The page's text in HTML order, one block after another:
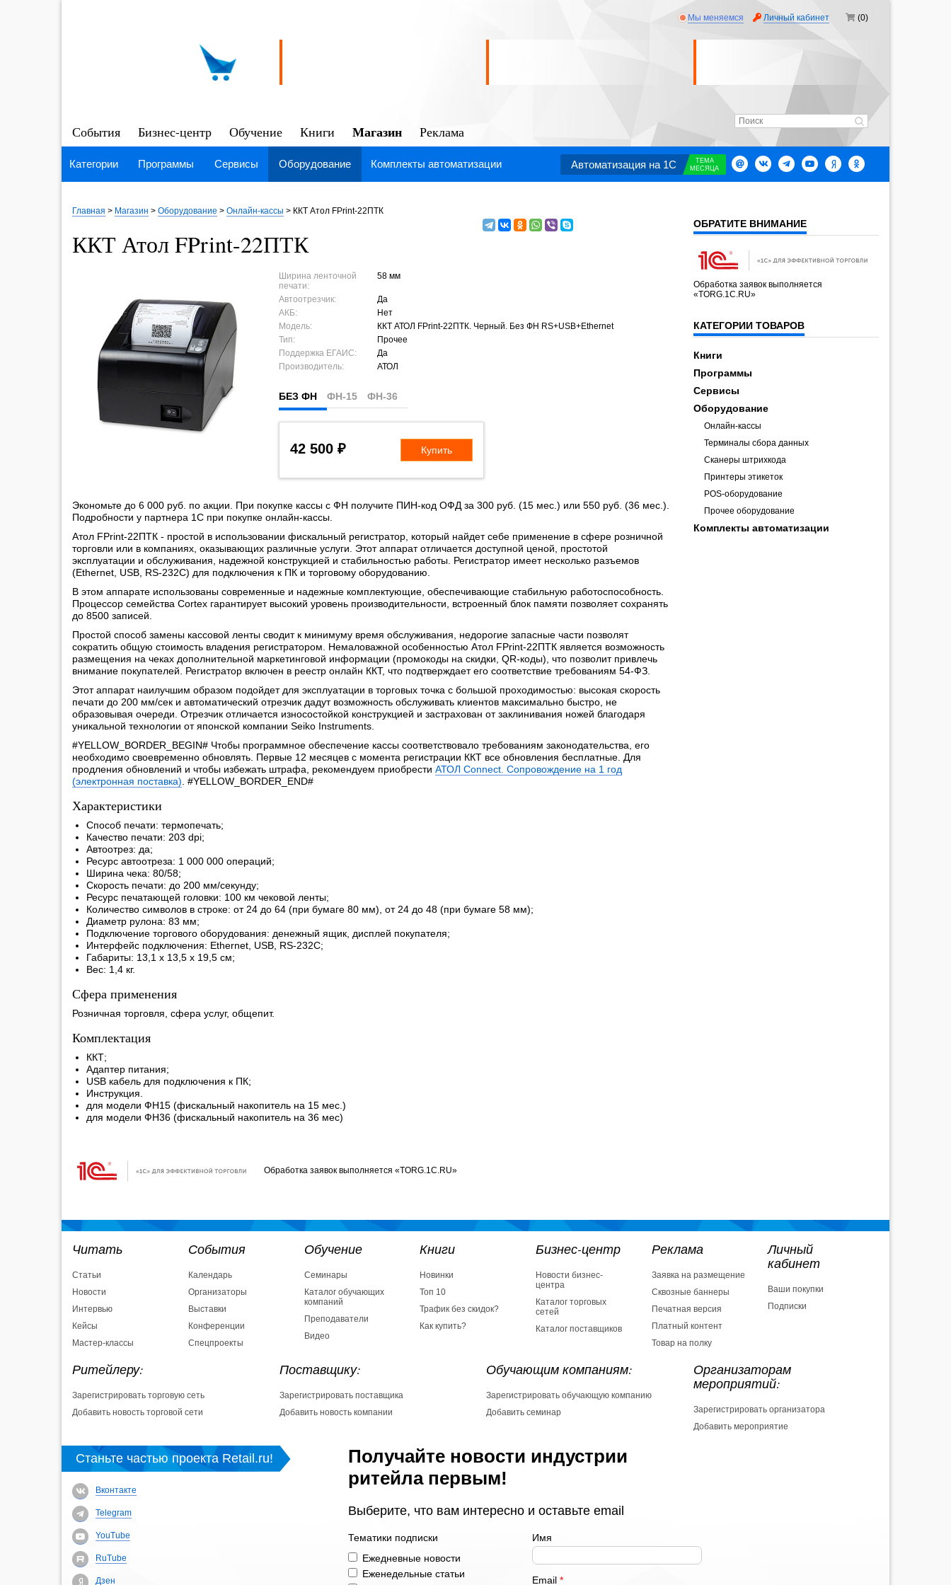
Мы меняемся Личный кабинет (0)
События Бизнес-центр Обучение Книги Магазин Реклама
Категории Программы Сервисы Оборудование Комплекты автоматизации Автоматизация на 1С
ТЕМА
МЕСЯЦА
Главная > Магазин > Оборудование > Онлайн-кассы > ККТ Атол FPrint-22ПТК
ККТ Атол FPrint-22ПТК
Ширина ленточной
печати:
58 мм
Автоотрезчик:
Да
АКБ:
Нет
Модель:
ККТ АТОЛ FPrint-22ПТК. Черный. Без ФН RS+USB+Ethernet
Тип:
Прочее
Поддержка ЕГАИС:
Да
Производитель:
АТОЛ
БЕЗ ФН ФН-15 ФН-36
42 500 ₽ Купить
Экономьте до 6 000 руб. по акции. При покупке кассы с ФН получите ПИН-код ОФД за 300 руб. (15 мес.) или 550 руб. (36 мес.).
Подробности у партнера 1С при покупке онлайн-кассы.
Атол FPrint-22ПТК - простой в использовании фискальный регистратор, который найдет себе применение в сфере розничной
торговли или в компаниях, оказывающих различные услуги. Этот аппарат отличается доступной ценой, простотой
эксплуатации и обслуживания, надежной конструкцией и стабильностью работы. Регистратор имеет несколько разъемов
(Ethernet, USB, RS-232C) для подключения к ПК и торговому оборудованию.
В этом аппарате использованы современные и надежные комплектующие, обеспечивающие стабильную работоспособность.
Процессор семейства Cortex гарантирует высокий уровень производительности, встроенный блок памяти позволяет сохранять
до 8500 записей.
Простой способ замены кассовой ленты сводит к минимуму время обслуживания, недорогие запасные части позволят
сократить общую стоимость владения регистратором. Немаловажной особенностью Атол FPrint-22ПТК является возможность
размещения на чеках дополнительной маркетинговой информации (промокоды на скидки, QR-коды), что позволит привлечь
внимание покупателей. Регистратор включен в реестр онлайн ККТ, что подтверждает его соответствие требованиям 54-ФЗ.
Этот аппарат наилучшим образом подойдет для эксплуатации в торговых точка с большой проходимостью: высокая скорость
печати до 200 мм/сек и автоматический отрезчик дадут возможность обслуживать клиентов максимально быстро, не
образовывая очереди. Отрезчик отличается износостойкой конструкцией и застрахован от заклинивания ножей благодаря
уникальной технологии от японской компании Seiko Instruments.
#YELLOW_BORDER_BEGIN# Чтобы программное обеспечение кассы соответствовало требованиям законодательства, его
необходимо своевременно обновлять. Первые 12 месяцев с момента регистрации ККТ все обновления бесплатные. Для
продления обновлений и чтобы избежать штрафа, рекомендуем приобрести АТОЛ Connect. Сопровождение на 1 год
(электронная поставка) . #YELLOW_BORDER_END#
Характеристики
Способ печати: термопечать;
Качество печати: 203 dpi;
Автоотрез: да;
Ресурс автоотреза: 1 000 000 операций;
Ширина чека: 80/58;
Скорость печати: до 200 мм/секунду;
Ресурс печатающей головки: 100 км чековой ленты;
Количество символов в строке: от 24 до 64 (при бумаге 80 мм), от 24 до 48 (при бумаге 58 мм);
Диаметр рулона: 83 мм;
Подключение торгового оборудования: денежный ящик, дисплей покупателя;
Интерфейс подключения: Ethernet, USB, RS-232C;
Габариты: 13,1 х 13,5 х 19,5 см;
Вес: 1,4 кг.
Сфера применения
Розничная торговля, сфера услуг, общепит.
Комплектация
ККТ;
Адаптер питания;
USB кабель для подключения к ПК;
Инструкция.
для модели ФН15 (фискальный накопитель на 15 мес.)
для модели ФН36 (фискальный накопитель на 36 мес)
Обработка заявок выполняется «TORG.1C.RU»
ОБРАТИТЕ ВНИМАНИЕ
Обработка заявок выполняется
«TORG.1C.RU»
КАТЕГОРИИ ТОВАРОВ
Книги
Программы
Сервисы
Оборудование
Онлайн-кассы
Терминалы сбора данных
Сканеры штрихкода
Принтеры этикеток
POS-оборудование
Прочее оборудование
Комплекты автоматизации
Читать
Статьи
Новости
Интервью
Кейсы
Мастер-классы
События
Календарь
Организаторы
Выставки
Конференции
Спецпроекты
Обучение
Семинары
Каталог обучающих
компаний
Преподаватели
Видео
Книги
Новинки
Топ 10
Трафик без скидок?
Как купить?
Бизнес-центр
Новости бизнес-
центра
Каталог торговых
сетей
Каталог поставщиков
Реклама
Заявка на размещение
Сквозные баннеры
Печатная версия
Платный контент
Товар на полку
Личный
кабинет
Ваши покупки
Подписки
Ритейлеру:
Зарегистрировать торговую сеть
Добавить новость торговой сети
Поставщику:
Зарегистрировать поставщика
Добавить новость компании
Обучающим компаниям:
Зарегистрировать обучающую компанию
Добавить семинар
Организаторам
мероприятий:
Зарегистрировать организатора
Добавить мероприятие
Станьте частью проекта Retail.ru!
Вконтакте
Telegram
YouTube
RuTube
Дзен
Получайте новости индустрии
ритейла первым!
Выберите, что вам интересно и оставьте email
Тематики подписки
Ежедневные новости
Еженедельные статьи
Имя
Email *